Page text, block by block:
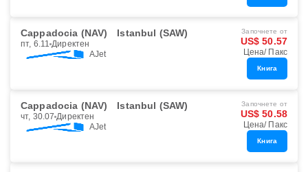
Cappadocia (NAV) Istanbul (SAW)
пт, 6.11 Директен
AJet
Започнете от
US$ 50.57
Цена/ Пакс
Книга
Cappadocia (NAV) Istanbul (SAW)
чт, 30.07 Директен
AJet
Започнете от
US$ 50.58
Цена/ Пакс
Книга